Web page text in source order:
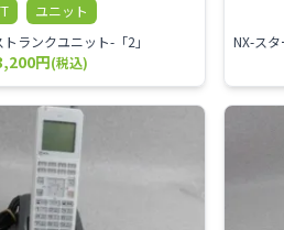
ユニット
ランクユニット-「2」
円(税込)